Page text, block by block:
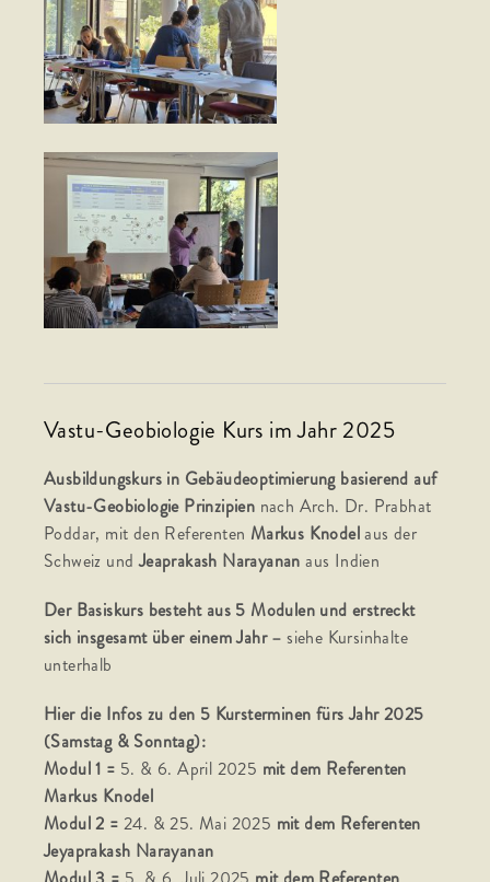
Vastu-Geobiologie Kurs im Jahr 2025
Ausbildungskurs in Gebäudeoptimierung basierend auf
Vastu-Geobiologie Prinzipien nach Arch. Dr. Prabhat
Poddar, mit den Referenten Markus Knodelaus der
Schweiz undJeaprakash Narayanan aus Indien
Der Basiskurs besteht aus 5 Modulen und erstreckt
sich insgesamt über einem Jahr –siehe Kursinhalte
unterhalb
Hier die Infos zu den 5 Kursterminen fürs Jahr 2025
(Samstag & Sonntag):
Modul 1 = 5. & 6. April 2025 mit dem Referenten
Markus Knodel
Modul 2 = 24. & 25. Mai 2025 mit dem Referenten
Jeyaprakash Narayanan